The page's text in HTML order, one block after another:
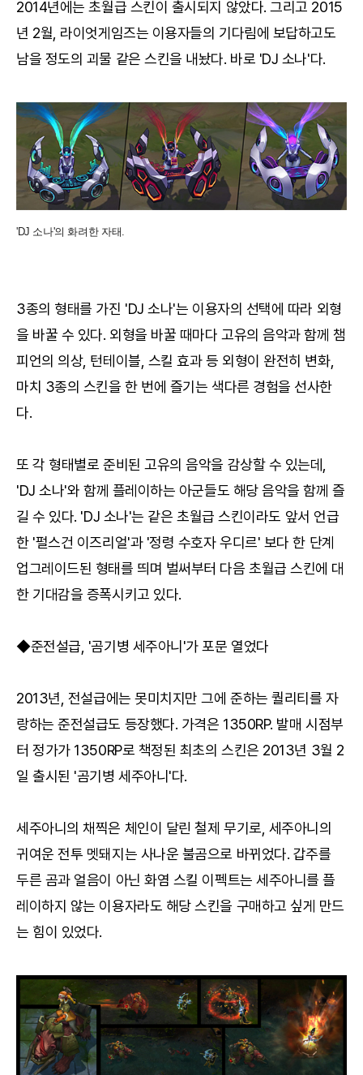
2014년에는 초월급 스킨이 출시되지 않았다. 그리고 2015
년 2월, 라이엇게임즈는 이용자들의 기다림에 보답하고도
남을 정도의 괴물 같은 스킨을 내놨다. 바로 'DJ 소나'다.
'DJ 소나'의 화려한 자태.
3종의 형태를 가진 'DJ 소나'는 이용자의 선택에 따라 외형
을 바꿀 수 있다. 외형을 바꿀 때마다 고유의 음악과 함께 챔
피언의 의상, 턴테이블, 스킬 효과 등 외형이 완전히 변화,
마치 3종의 스킨을 한 번에 즐기는 색다른 경험을 선사한
다.
또 각 형태별로 준비된 고유의 음악을 감상할 수 있는데,
'DJ 소나'와 함께 플레이하는 아군들도 해당 음악을 함께 즐
길 수 있다. 'DJ 소나'는 같은 초월급 스킨이라도 앞서 언급
한 '펄스건 이즈리얼'과 '정령 수호자 우디르' 보다 한 단계
업그레이드된 형태를 띄며 벌써부터 다음 초월급 스킨에 대
한 기대감을 증폭시키고 있다.
◆준전설급, '곰기병 세주아니'가 포문 열었다
2013년, 전설급에는 못미치지만 그에 준하는 퀄리티를 자
랑하는 준전설급도 등장했다. 가격은 1350RP. 발매 시점부
터 정가가 1350RP로 책정된 최초의 스킨은 2013년 3월 2
일 출시된 '곰기병 세주아니'다.
세주아니의 채찍은 체인이 달린 철제 무기로, 세주아니의
귀여운 전투 멧돼지는 사나운 불곰으로 바뀌었다. 갑주를
두른 곰과 얼음이 아닌 화염 스킬 이펙트는 세주아니를 플
레이하지 않는 이용자라도 해당 스킨을 구매하고 싶게 만드
는 힘이 있었다.